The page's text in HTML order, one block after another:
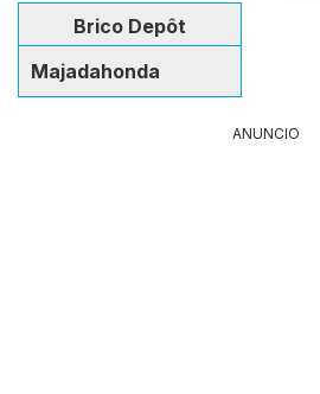
Brico Depôt
Majadahonda
ANUNCIO